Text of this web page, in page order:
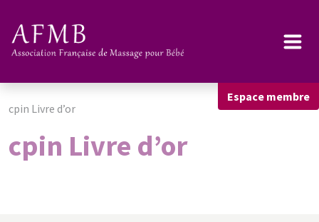
Espace membre
cpin Livre d’or
cpin Livre d’or